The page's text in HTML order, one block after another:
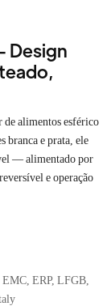
Design
de alimentos esférico
branca e prata, ele
— alimentado por
e operação
ERP, LFGB,